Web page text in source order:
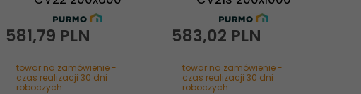
581,79 PLN
towar na zamówienie -
czas realizacji 30 dni
roboczych
583,02 PLN
towar na zamówienie -
czas realizacji 30 dni
roboczych